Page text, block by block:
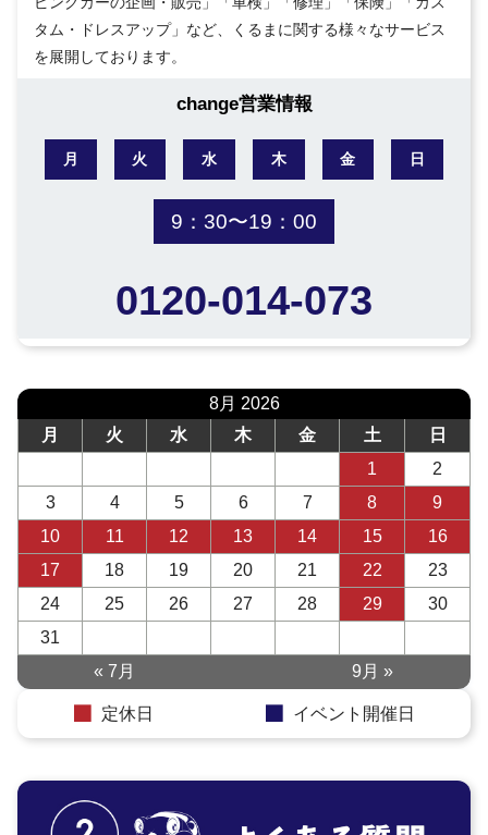
タム・ドレスアップ」など、くるまに関する様々なサービス
を展開しております。
change営業情報
月 火 水 木 金 日
9：30〜19：00
0120-014-073
8月 2026
月
火 水 木 金 土
日
1
2
3
4 5 6 7 8
9
10
11 12 13 14 15
16
17
18 19 20 21 22
23
24
25 26 27 28 29
30
31
« 7月
9月 »
定休日 イベント開催日